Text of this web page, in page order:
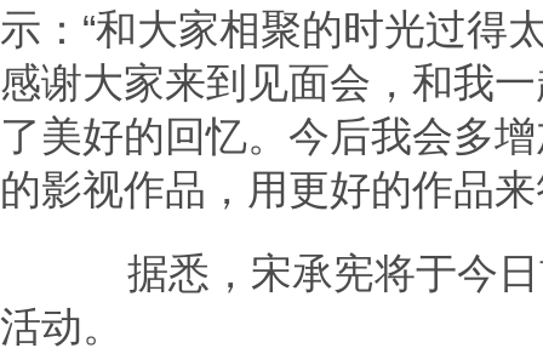
示：“和大家相聚的时光过得
感谢大家来到见面会，和我
了美好的回忆。今后我会多
的影视作品，用更好的作品
据悉，宋承宪将于今日
活动。